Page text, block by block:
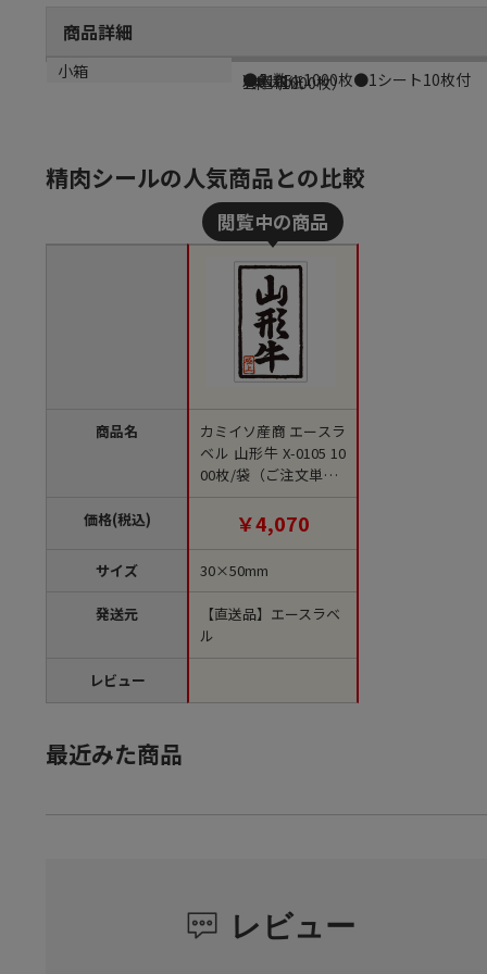
商品詳細
商品説明
●入数：1000枚●1シート10枚付
メーカー品番
X-0105
材質
雲竜和紙
小箱
1束（1000枚）
精肉シールの人気商品との比較
商品名
価格(税込)
サイズ
発送元
レビュー
カミイソ産商 エースラ
ベル 山形牛 X-0105 10
00枚/袋（ご注文単位1
袋）【直送品】
￥4,070
30×50mm
【直送品】エースラベ
ル
最近みた商品
レビュー